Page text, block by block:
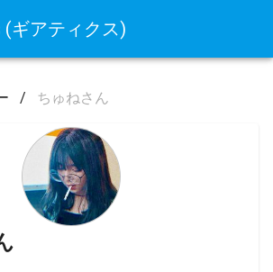
(ギアティクス)
/ ちゅねさん